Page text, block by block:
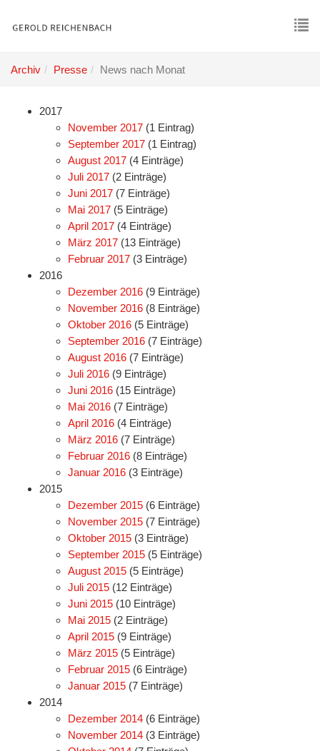
Archiv Presse News nach Monat
2017
November 2017 (1 Eintrag)
September 2017 (1 Eintrag)
August 2017 (4 Einträge)
Juli 2017 (2 Einträge)
Juni 2017 (7 Einträge)
Mai 2017 (5 Einträge)
April 2017 (4 Einträge)
März 2017 (13 Einträge)
Februar 2017 (3 Einträge)
2016
Dezember 2016 (9 Einträge)
November 2016 (8 Einträge)
Oktober 2016 (5 Einträge)
September 2016 (7 Einträge)
August 2016 (7 Einträge)
Juli 2016 (9 Einträge)
Juni 2016 (15 Einträge)
Mai 2016 (7 Einträge)
April 2016 (4 Einträge)
März 2016 (7 Einträge)
Februar 2016 (8 Einträge)
Januar 2016 (3 Einträge)
2015
Dezember 2015 (6 Einträge)
November 2015 (7 Einträge)
Oktober 2015 (3 Einträge)
September 2015 (5 Einträge)
August 2015 (5 Einträge)
Juli 2015 (12 Einträge)
Juni 2015 (10 Einträge)
Mai 2015 (2 Einträge)
April 2015 (9 Einträge)
März 2015 (5 Einträge)
Februar 2015 (6 Einträge)
Januar 2015 (7 Einträge)
2014
Dezember 2014 (6 Einträge)
November 2014 (3 Einträge)